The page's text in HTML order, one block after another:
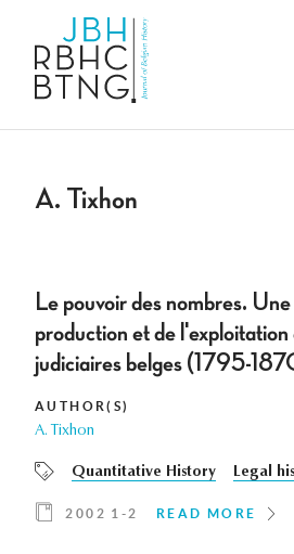
A. Tixhon
Le pouvoir des nombres.
production et de l'exploitation
judiciaires belges (1795-
AUTHOR(S)
A. Tixhon
Quantitative History Legal
2002 1-2 READ MORE